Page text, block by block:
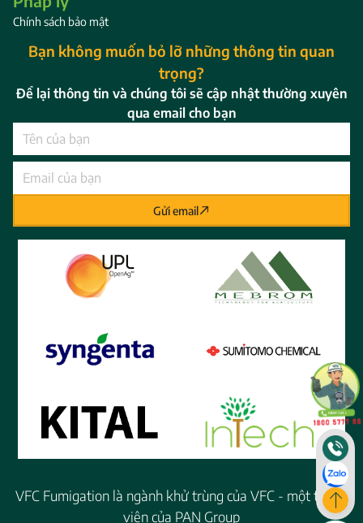
Chính sách bảo mật
Bạn không muốn bỏ lỡ những thông tin quan
trọng?
Để lại thông tin và chúng tôi sẽ cập nhật thường xuyên
qua email cho bạn
Gửi email
VFC Fumigation là ngành khử trùng của VFC - một thành
viên của PAN Group